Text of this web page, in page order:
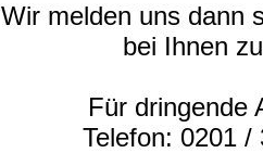
Wir melden uns dann
bei Ihnen
Für dringende
Telefon: 0201 /